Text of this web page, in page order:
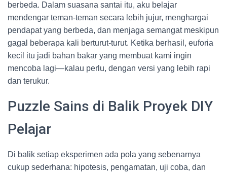
berbeda. Dalam suasana santai itu, aku belajar
mendengar teman-teman secara lebih jujur, menghargai
pendapat yang berbeda, dan menjaga semangat meskipun
gagal beberapa kali berturut-turut. Ketika berhasil, euforia
kecil itu jadi bahan bakar yang membuat kami ingin
mencoba lagi—kalau perlu, dengan versi yang lebih rapi
dan terukur.
Puzzle Sains di Balik Proyek DIY
Pelajar
Di balik setiap eksperimen ada pola yang sebenarnya
cukup sederhana: hipotesis, pengamatan, uji coba, dan